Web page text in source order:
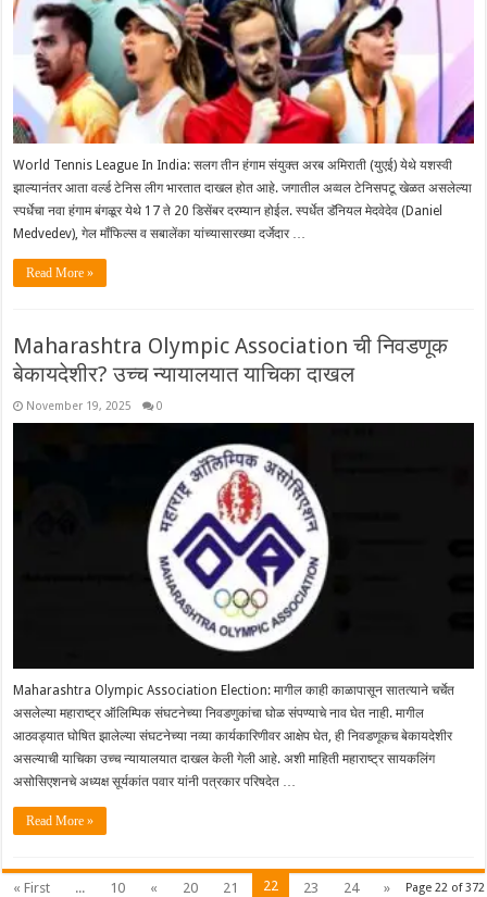
World Tennis League In India: सलग तीन हंगाम संयुक्त अरब अमिराती (युएई) येथे यशस्वी
झाल्यानंतर आता वर्ल्ड टेनिस लीग भारतात दाखल होत आहे. जगातील अव्वल टेनिसपटू खेळत असलेल्या
स्पर्धेचा नवा हंगाम बंगळूर येथे 17 ते 20 डिसेंबर दरम्यान होईल. स्पर्धेत डॅनियल मेदवेदेव (Daniel
Medvedev), गेल मॉंफिल्स व सबालेंका यांच्यासारख्या दर्जेदार …
Read More »
Maharashtra Olympic Association ची निवडणूक
बेकायदेशीर? उच्च न्यायालयात याचिका दाखल
November 19, 2025 0
Maharashtra Olympic Association Election: मागील काही काळापासून सातत्याने चर्चेत
असलेल्या महाराष्ट्र ऑलिम्पिक संघटनेच्या निवडणुकांचा घोळ संपण्याचे नाव घेत नाही. मागील
आठवड्यात घोषित झालेल्या संघटनेच्या नव्या कार्यकारिणीवर आक्षेप घेत, ही निवडणूकच बेकायदेशीर
असल्याची याचिका उच्च न्यायालयात दाखल केली गेली आहे. अशी माहिती महाराष्ट्र सायकलिंग
असोसिएशनचे अध्यक्ष सूर्यकांत पवार यांनी पत्रकार परिषदेत …
Read More »
Page 22 of 372
« First ... 10 « 20 21 22 23 24
»